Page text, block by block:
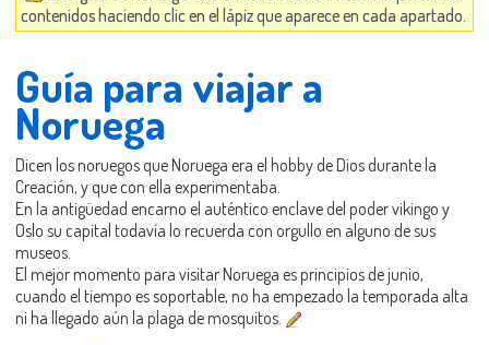
contenidos haciendo clic en el lápiz que aparece en cada apartado.
Guía para viajar a
Noruega
Dicen los noruegos que Noruega era el hobby de Dios durante la
Creación, y que con ella experimentaba.
En la antigüedad encarno el auténtico enclave del poder vikingo y
Oslo su capital todavía lo recuerda con orgullo en alguno de sus
museos.
El mejor momento para visitar Noruega es principios de junio,
cuando el tiempo es soportable, no ha empezado la temporada alta
ni ha llegado aún la plaga de mosquitos.